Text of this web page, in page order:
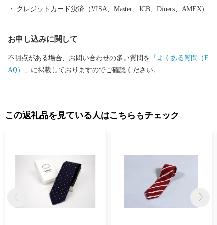
す。 TEL: 0120-153-012 E-mail：3012_turuoka@champion.co.jp
クレジットカード決済（VISA、Master、JCB、Diners、AMEX）
お申し込みに関して
不明点がある場合、お問い合わせの多い質問を 「よくある質問（F
AQ）」 に掲載しておりますのでご確認ください。
この返礼品を見ている人はこちらもチェック